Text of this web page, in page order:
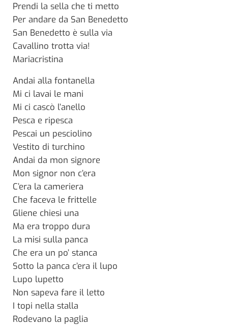
Prendi la sella che ti metto
Per andare da San Benedetto
San Benedetto è sulla via
Cavallino trotta via!
Mariacristina
Andai alla fontanella
Mi ci lavai le mani
Mi ci cascò l’anello
Pesca e ripesca
Pescai un pesciolino
Vestito di turchino
Andai da mon signore
Mon signor non c’era
C’era la cameriera
Che faceva le frittelle
Gliene chiesi una
Ma era troppo dura
La misi sulla panca
Che era un po’ stanca
Sotto la panca c’era il lupo
Lupo lupetto
Non sapeva fare il letto
I topi nella stalla
Rodevano la paglia